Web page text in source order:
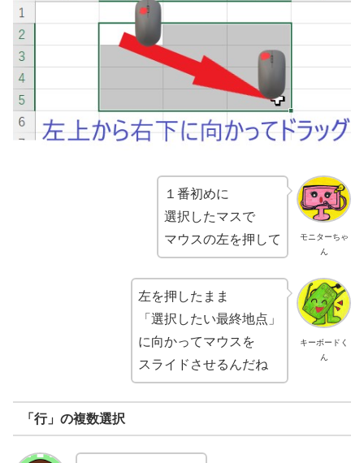
モニターちゃ
ん
１番初めに
選択したマスで
マウスの左を押して
キーボードく
ん
左を押したまま
「選択したい最終地点」
に向かってマウスを
スライドさせるんだね
「行」の複数選択